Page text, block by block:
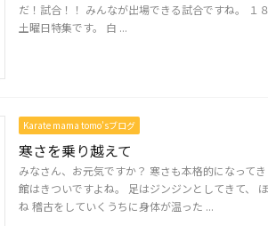
だ！試合！！ みんなが出場できる試合ですね。 １
土曜日特集です。 白 ...
Karate mama tomo’sブログ
寒さを乗り越えて
みなさん、お元気ですか？ 寒さも本格的になって
館はきついですよね。 足はジンジンとしてきて、
ね 稽古をしていくうちに身体が温った ...